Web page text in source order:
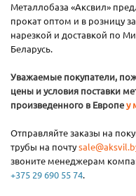
Металлобаза «Аксвил»
прокат оптом и в розницу
нарезкой и доставкой по
Беларусь.
Уважаемые покупатели,
цены и условия поставки
произведенного в Европеу
Отправляйте заказы на
трубы на почту
звоните менеджерам
+375 29 690 55 74.